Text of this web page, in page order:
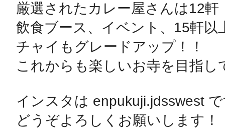
厳選されたカレー屋さんは12軒
飲食ブース、イベント、15軒以
チャイもグレードアップ！！
これからも楽しいお寺を目指し
インスタは enpukuji.jdsswest
どうぞよろしくお願いします！